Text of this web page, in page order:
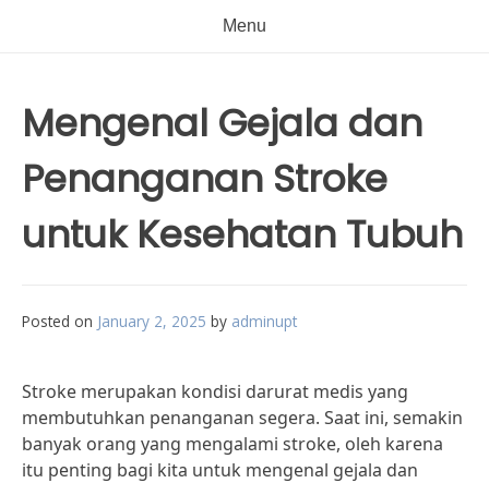
Menu
Mengenal Gejala dan
Penanganan Stroke
untuk Kesehatan Tubuh
Posted on January 2, 2025 by adminupt
Stroke merupakan kondisi darurat medis yang
membutuhkan penanganan segera. Saat ini, semakin
banyak orang yang mengalami stroke, oleh karena
itu penting bagi kita untuk mengenal gejala dan